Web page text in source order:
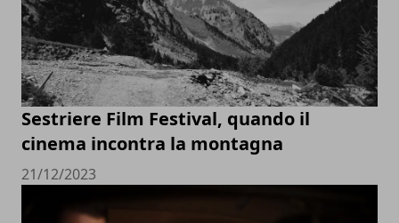
Sestriere Film Festival, quando il
cinema incontra la montagna
21/12/2023